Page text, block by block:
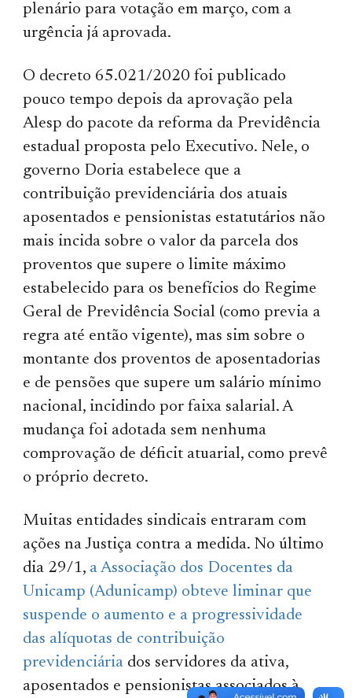
plenário para votação em março, com a
urgência já aprovada.
O decreto 65.021/2020 foi publicado
pouco tempo depois da aprovação pela
Alesp do pacote da reforma da Previdência
estadual proposta pelo Executivo. Nele, o
governo Doria estabelece que a
contribuição previdenciária dos atuais
aposentados e pensionistas estatutários não
mais incida sobre o valor da parcela dos
proventos que supere o limite máximo
estabelecido para os benefícios do Regime
Geral de Previdência Social (como previa a
regra até então vigente), mas sim sobre o
montante dos proventos de aposentadorias
e de pensões que supere um salário mínimo
nacional, incidindo por faixa salarial. A
mudança foi adotada sem nenhuma
comprovação de déficit atuarial, como prevê
o próprio decreto.
Muitas entidades sindicais entraram com
ações na Justiça contra a medida. No último
dia 29/1, a Associação dos Docentes da
Unicamp (Adunicamp) obteve liminar que
suspende o aumento e a progressividade
das alíquotas de contribuição
previdenciária dos servidores da ativa,
aposentados e pensionistas associados à